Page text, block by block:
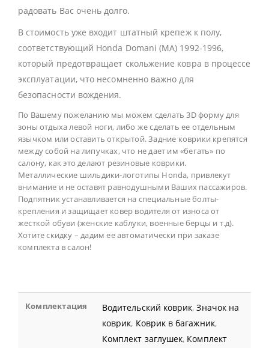
радовать Вас очень долго.
В стоимость уже входит штатный крепеж к полу,
соответствующий Honda Domani (MA) 1992-1996,
который предотвращает скольжение ковра в процессе
эксплуатации, что несомненно важно для
безопасности вождения.
По Вашему пожеланию мы можем сделать 3D форму для
зоны отдыха левой ноги, либо же сделать ее отдельным
язычком или оставить открытой. Задние коврики крепятся
между собой на липучках, что не дает им «бегать» по
салону, как это делают резиновые коврики.
Металлические шильдики-логотипы Honda, привлекут
внимание и не оставят равнодушными Ваших пассажиров.
Подпятник устанавливается на специальные болты-
крепления и защищает ковер водителя от износа от
жесткой обуви (женские каблуки, военные берцы и т.д).
Хотите скидку – дадим ее автоматически при заказе
комплекта в салон!
Комплектация Водительский коврик,Значок на
коврик, Коврик в багажник,
Комплект заглушек, Комплект